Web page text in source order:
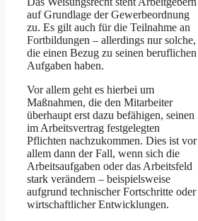
auf Grundlage der Gewerbeordnung
zu. Es gilt auch für die Teilnahme an
Fortbildungen – allerdings nur solche,
die einen Bezug zu seinen beruflichen
Aufgaben haben.
Vor allem geht es hierbei um
Maßnahmen, die den Mitarbeiter
überhaupt erst dazu befähigen, seinen
im Arbeitsvertrag festgelegten
Pflichten nach­zukommen. Dies ist vor
allem dann der Fall, wenn sich die
Arbeitsaufgaben oder das Arbeitsfeld
stark verändern – beispielsweise
aufgrund tech­nischer Fortschritte oder
wirt­schaftlicher Entwick­lungen.